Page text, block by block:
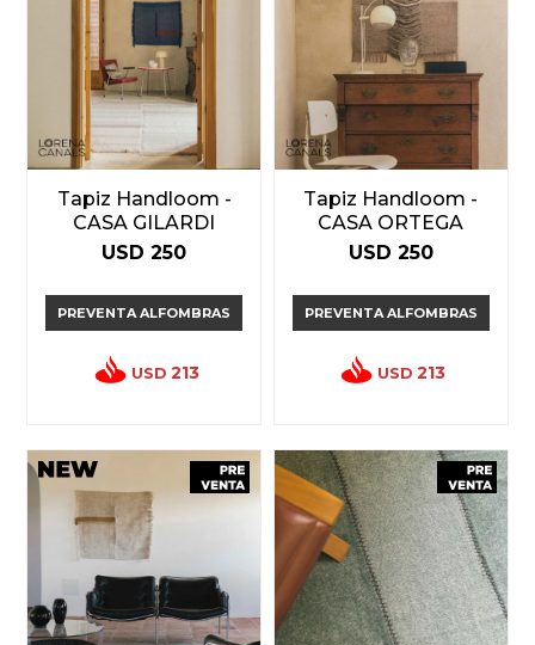
Tapiz Handloom -
CASA GILARDI
USD 250
PREVENTA ALFOMBRAS
USD 213
Tapiz Handloom -
CASA ORTEGA
USD 250
PREVENTA ALFOMBRAS
USD 213